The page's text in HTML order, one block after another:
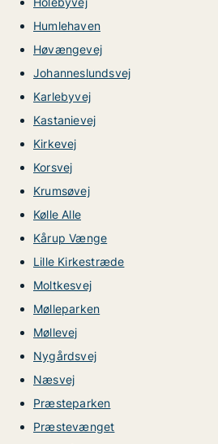
Humlehaven
Høvængevej
Johanneslundsvej
Karlebyvej
Kastanievej
Kirkevej
Korsvej
Krumsøvej
Kølle Alle
Kårup Vænge
Lille Kirkestræde
Moltkesvej
Mølleparken
Møllevej
Nygårdsvej
Næsvej
Præsteparken
Præstevænget